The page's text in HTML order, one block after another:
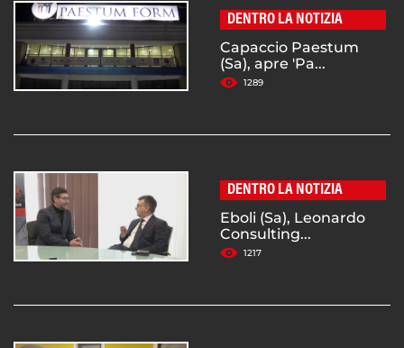
DENTRO LA NOTIZIA
Capaccio Paestum
(Sa), apre 'Pa...
1289
DENTRO LA NOTIZIA
Eboli (Sa), Leonardo
Consulting...
1217